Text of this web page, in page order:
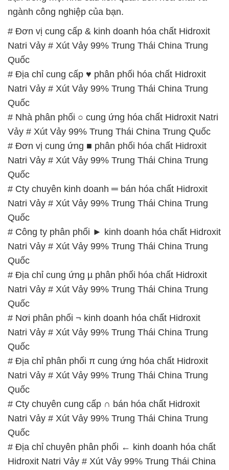
Vảy # Xút Vảy 99% Trung Thái China Trung Quốc
# Đơn vị cung ứng ■ phân phối hóa chất Hidroxit
Natri Vảy # Xút Vảy 99% Trung Thái China Trung
Quốc
# Cty chuyên kinh doanh ═ bán hóa chất Hidroxit
Natri Vảy # Xút Vảy 99% Trung Thái China Trung
Quốc
# Công ty phân phối ► kinh doanh hóa chất Hidroxit
Natri Vảy # Xút Vảy 99% Trung Thái China Trung
Quốc
# Địa chỉ cung ứng µ phân phối hóa chất Hidroxit
Natri Vảy # Xút Vảy 99% Trung Thái China Trung
Quốc
# Nơi phân phối ¬ kinh doanh hóa chất Hidroxit
Natri Vảy # Xút Vảy 99% Trung Thái China Trung
Quốc
# Địa chỉ phân phối π cung ứng hóa chất Hidroxit
Natri Vảy # Xút Vảy 99% Trung Thái China Trung
Quốc
# Cty chuyên cung cấp ∩ bán hóa chất Hidroxit
Natri Vảy # Xút Vảy 99% Trung Thái China Trung
Quốc
# Địa chỉ chuyên phân phối ← kinh doanh hóa chất
Hidroxit Natri Vảy # Xút Vảy 99% Trung Thái China
Trung Quốc
📞
PHÒNG KINH DOANH – CÔNG TY HÓA CHẤT
ĐẮC TRƯỜNG PHÁT
🌐 Website: https://muabanhoachat.vn/
📞 Hotline:
– 0933.920.505 – 028.3504.5555